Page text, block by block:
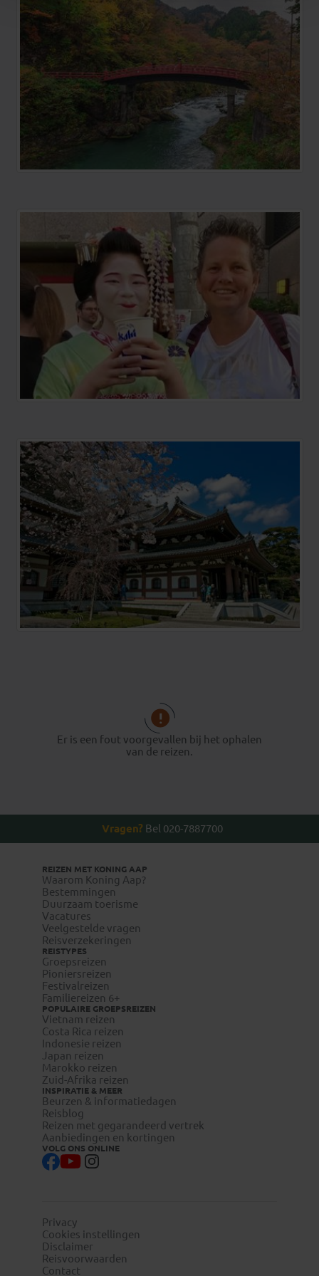
Er is een fout voorgevallen bij het ophalen
van de reizen.
Vragen? Bel 020-7887700
REIZEN MET KONING AAP
Waarom Koning Aap?
Bestemmingen
Duurzaam toerisme
Vacatures
Veelgestelde vragen
Reisverzekeringen
REISTYPES
Groepsreizen
Pioniersreizen
Festivalreizen
Familiereizen 6+
POPULAIRE GROEPSREIZEN
Vietnam reizen
Costa Rica reizen
Indonesie reizen
Japan reizen
Marokko reizen
Zuid-Afrika reizen
INSPIRATIE & MEER
Beurzen & informatiedagen
Reisblog
Reizen met gegarandeerd vertrek
Aanbiedingen en kortingen
VOLG ONS ONLINE
Privacy
Cookies instellingen
Disclaimer
Reisvoorwaarden
Contact